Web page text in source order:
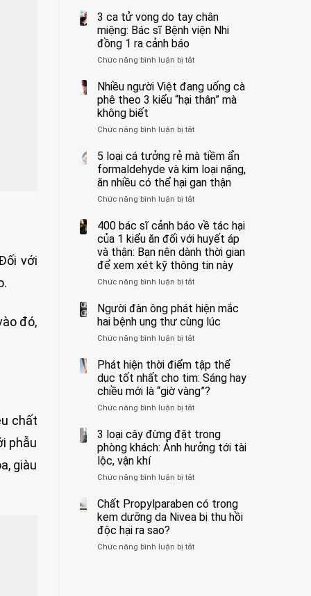
với
đó,
chất
phẫu
giàu
hoàn
vì
bỏ
cảm
này
suốt
bác
“Xoắn
900
độ,
không
kịp
đàn
ông
vì…
quá
mạnh
vệ
4
nhóm
người
được
bác
cảnh
báo
“ĐỪNG
GẮNG
SỨC!”
3 ca tử vong do tay chân
miệng: Bác sĩ Bệnh viện Nhi
đồng 1 ra cảnh báo
Chức năng bình luận bị tắtở
ca
tử
tay
miệng:
Bác
Bệnh
viện
đồng
1
ra
cảnh
báo
Nhiều người Việt đang uống cà
phê theo 3 kiểu “hại thân” mà
không biết
Chức năng bình luận bị tắtở
người
Việt
đang
uống
cà
theo
3
kiểu
“hại
thân”
mà
biết
5 loại cá tưởng rẻ mà tiềm ẩn
formaldehyde và kim loại nặng,
ăn nhiều có thể hại gan thận
Chức năng bình luận bị tắtở
loại
cá
tưởng
rẻ
mà
tiềm
formaldehyde
kim
loại
ăn
nhiều
có
thể
hại
thận
400 bác sĩ cảnh báo về tác hại
của 1 kiểu ăn đối với huyết áp
và thận: Bạn nên dành thời gian
để xem xét kỹ thông tin này
Chức năng bình luận bị tắtở
bác
cảnh
báo
tác
hại
của
1
kiểu
đối
với
và
Bạn
nên
Người đàn ông phát hiện mắc
hai bệnh ung thư cùng lúc
Chức năng bình luận bị tắtở
đàn
ông
phát
hiện
mắc
bệnh
ung
lúc
Phát hiện thời điểm tập thể
dục tốt nhất cho tim: Sáng hay
chiều mới là “giờ vàng”?
Chức năng bình luận bị tắtở
hiện
thời
điểm
thể
tốt
nhất
cho
Sáng
3 loại cây đừng đặt trong
phòng khách: Ảnh hưởng tới tài
lộc, vận khí
Chức năng bình luận bị tắtở
loại
cây
đừng
trong
Chất Propylparaben có trong
kem dưỡng da Nivea bị thu hồi
độc hại ra sao?
Chức năng bình luận bị tắtở